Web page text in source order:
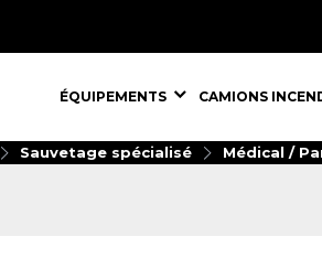
ÉQUIPEMENTS,
ÉQUIPEMENTS ÉQUIPEMENTS,
CAMIONS
Sauvetage spécialisé Médical /